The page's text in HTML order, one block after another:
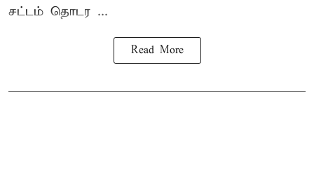
சட்டம் தொடர ...
Read More